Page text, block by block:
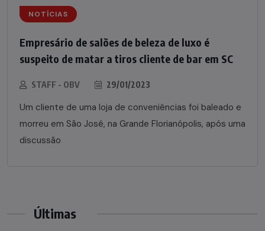
NOTÍCIAS
Empresário de salões de beleza de luxo é
suspeito de matar a tiros cliente de bar em SC
STAFF - OBV 29/01/2023
Um cliente de uma loja de conveniências foi baleado e
morreu em São José, na Grande Florianópolis, após uma
discussão
Últimas